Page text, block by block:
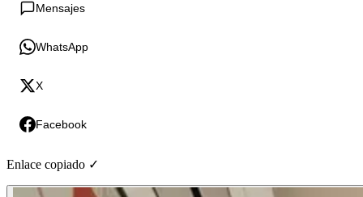
Mensajes
WhatsApp
X
Facebook
Enlace copiado ✓